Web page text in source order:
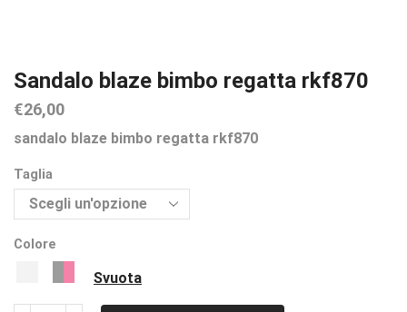
Sandalo blaze bimbo regatta rkf870
€26,00
sandalo blaze bimbo regatta rkf870
Taglia
Colore
Svuota